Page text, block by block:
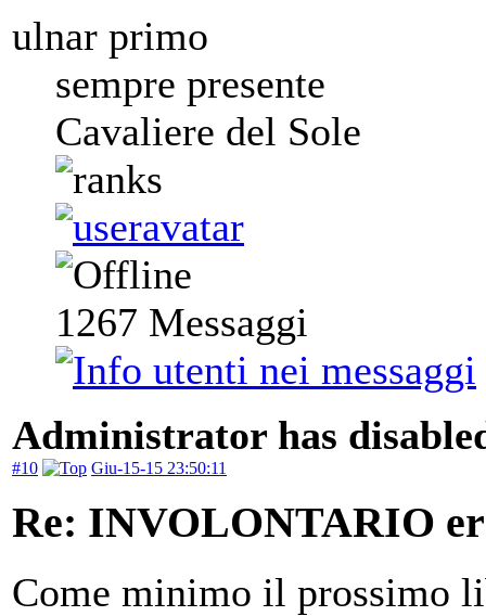
ulnar primo
sempre presente
Cavaliere del Sole
1267 Messaggi
Administrator has
#10 Giu-15-15 23:50:11
Re: INVOLONTARIO
Come minimo il prossimo